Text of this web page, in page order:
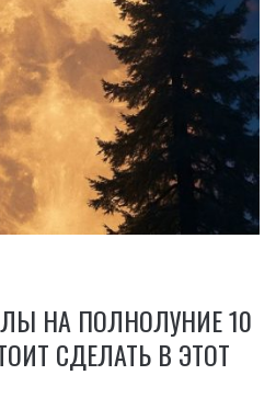
НА ПОЛНОЛУНИЕ 10
СДЕЛАТЬ В ЭТОТ